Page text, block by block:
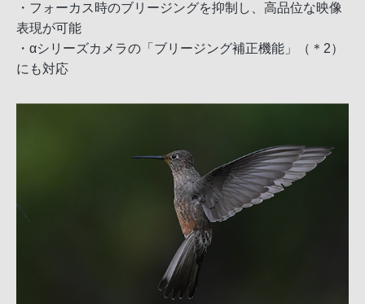
・フォーカス時のブリージングを抑制し、高品位な映像
表現が可能
・αシリーズカメラの「ブリージング補正機能」（＊2）
にも対応